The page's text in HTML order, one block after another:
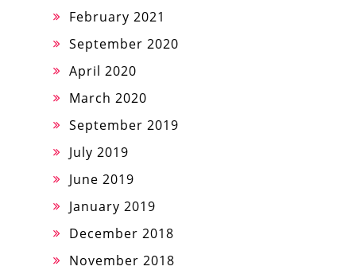
February 2021
September 2020
April 2020
March 2020
September 2019
July 2019
June 2019
January 2019
December 2018
November 2018